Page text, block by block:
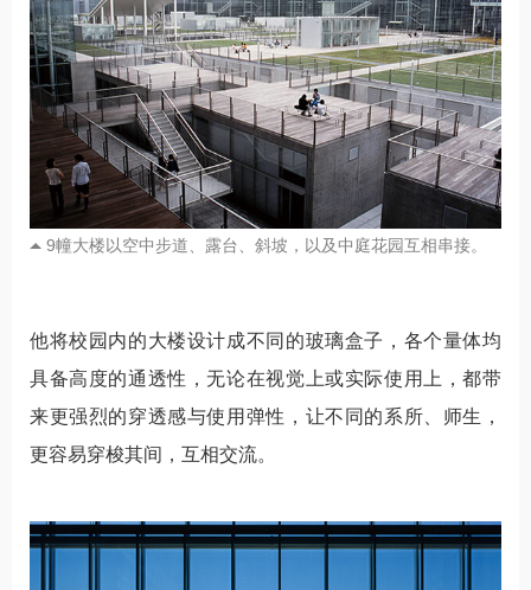
9幢大楼以空中步道、露台、斜坡，以及中庭花园互相串接。
他将校园内的大楼设计成不同的玻璃盒子，各个量体均
具备高度的通透性，无论在视觉上或实际使用上，都带
来更强烈的穿透感与使用弹性，让不同的系所、师生，
更容易穿梭其间，互相交流。